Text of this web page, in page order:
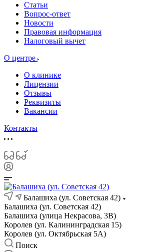
Статьи
Вопрос-ответ
Новости
Правовая информация
Налоговый вычет
О центре
О клинике
Лицензии
Отзывы
Реквизиты
Вакансии
Контакты
Балашиха (ул. Советская 42)
Балашиха (ул. Советская 42)
Балашиха (улица Некрасова, 3В)
Королев (ул. Калининградская 15)
Королев (ул. Октябрьская 5А)
Поиск